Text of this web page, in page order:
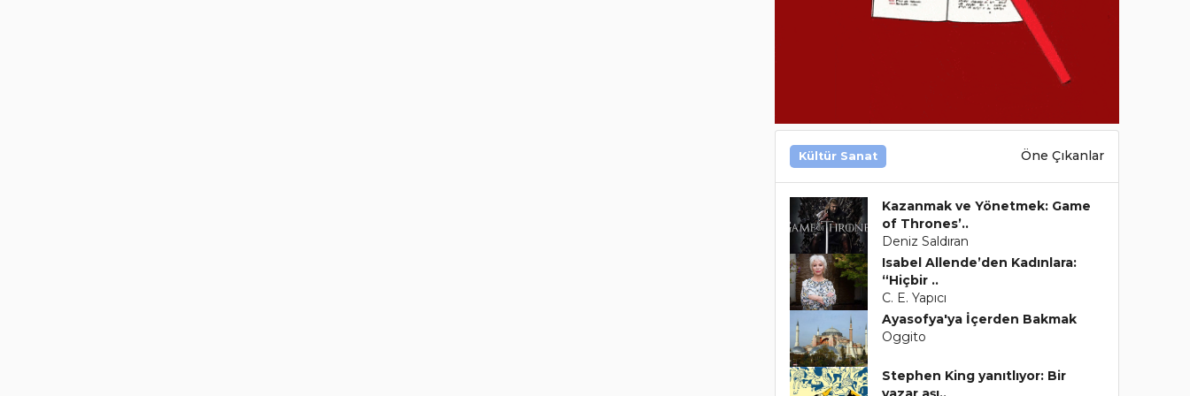
Kültür Sanat Öne Çıkanlar
Kazanmak ve Yönetmek: Game
of Thrones’..
Deniz Saldıran
Isabel Allende’den Kadınlara:
“Hiçbir ..
C. E. Yapıcı
Ayasofya'ya İçerden Bakmak
Oggito
Stephen King yanıtlıyor: Bir